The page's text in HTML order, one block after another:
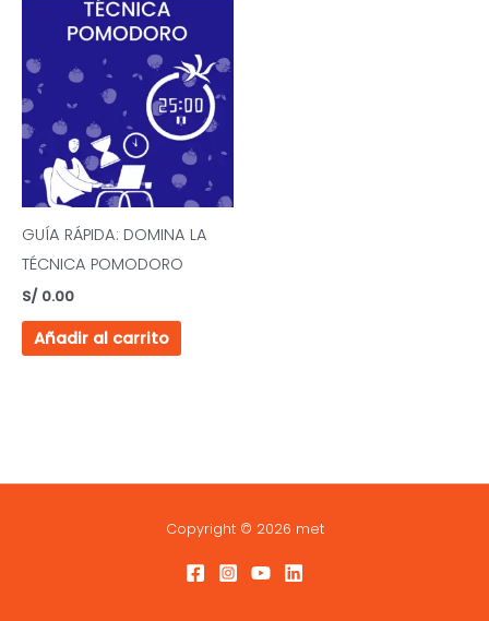
GUÍA RÁPIDA: DOMINA LA
TÉCNICA POMODORO
S/ 0.00
Añadir al carrito
Copyright © 2026 met